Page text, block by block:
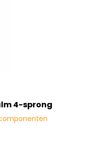
4-sprong